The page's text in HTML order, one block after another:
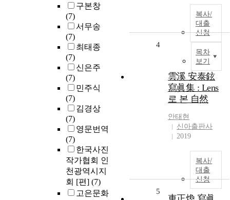
구본창
(7)
서무송
(7)
최태종
(7)
신은주
(7)
민주식
(7)
김경상
(7)
영문번역
(7)
한국사진
작가협회 인
천광역시지
회 [편] (7)
고은문화
복사/
대출
신청
목차
보기
4
雲溪 安泰鉉
寫眞集 : Lens
로 본 自然
안태현
신아출판사
2019
복사/
대출
신청
5